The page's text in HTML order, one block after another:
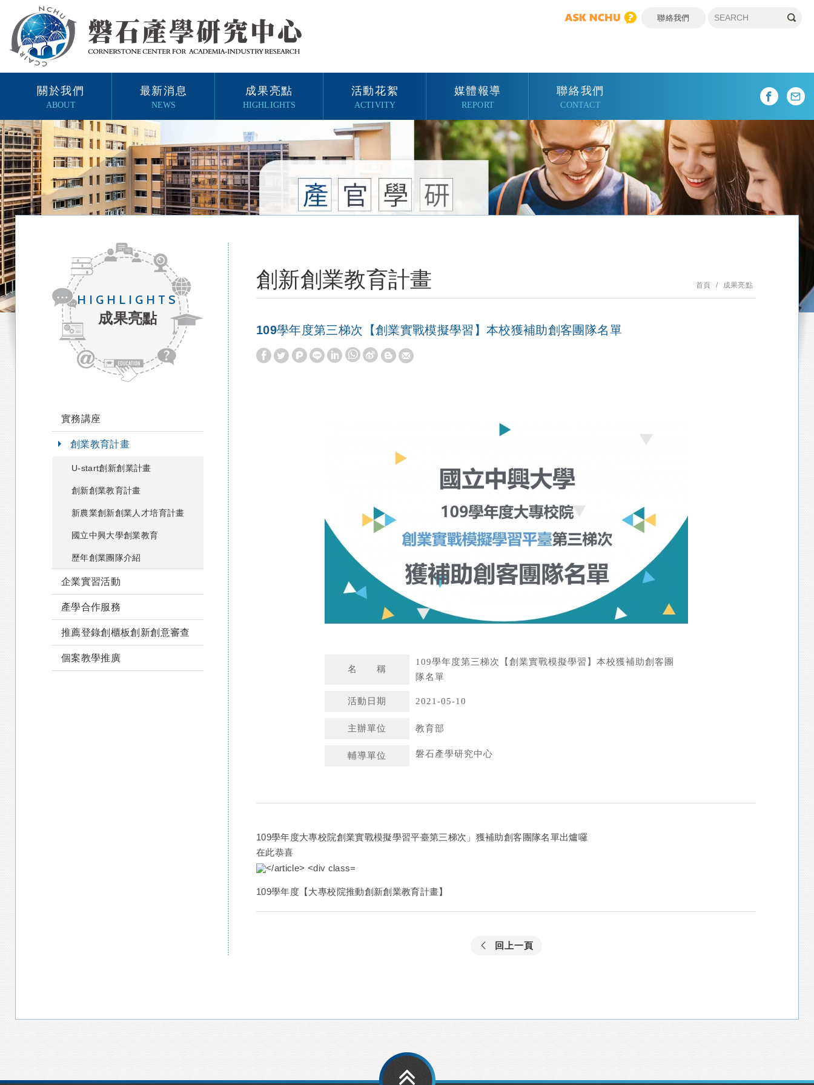
聯絡我們
關於我們
ABOUT
最新消息
NEWS
成果亮點
HIGHLIGHTS
活動花絮
ACTIVITY
媒體報導
REPORT
聯絡我們
CONTACT
HIGHLIGHTS
成果亮點
實務講座
創業教育計畫
U-start創新創業計畫
創新創業教育計畫
新農業創新創業人才培育計畫
國立中興大學創業教育
歷年創業團隊介紹
企業實習活動
產學合作服務
推薦登錄創櫃板創新創意審查
個案教學推廣
創新創業教育計畫 首頁 成果亮點
109學年度第三梯次【創業實戰模擬學習】本校獲補助創客團隊名單
o
名 稱
109學年度第三梯次【創業實戰模擬學習】本校獲補助創客團
隊名單
活動日期 2021-05-10
主辦單位 教育部
輔導單位 磐石產學研究中心
109學年度大專校院創業實戰模擬學習平臺第三梯次」獲補助創客團隊名單出爐囉
在此恭喜
109學年度【大專校院推動創新創業教育計畫】
回上一頁